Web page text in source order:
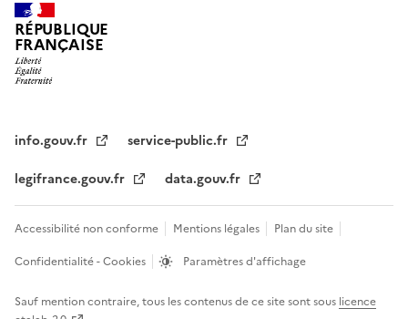
RÉPUBLIQUE
FRANÇAISE
info.gouv.fr
service-public.fr
legifrance.gouv.fr
data.gouv.fr
Accessibilité non conforme Mentions légales
Plan du site
Confidentialité - Cookies
Paramètres d'affichage
Sauf mention contraire, tous les contenus de ce site sont sous licence